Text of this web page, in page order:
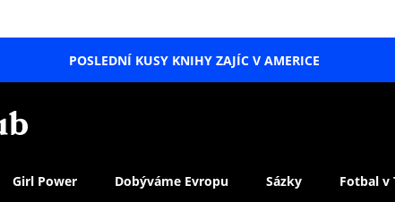
POSLEDNÍ KUSY KNIHY ZAJÍC V AMERICE
Girl Power Dobýváme Evropu Sázky Fotbal v